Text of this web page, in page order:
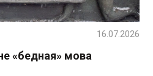
«бедная» мова
16.07.2026